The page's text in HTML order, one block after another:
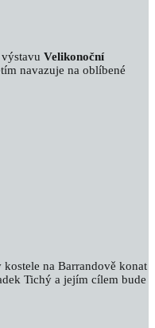
Velikonoční
navazuje na oblíbené
kostele na Barrandově konat
Tichý a jejím cílem bude